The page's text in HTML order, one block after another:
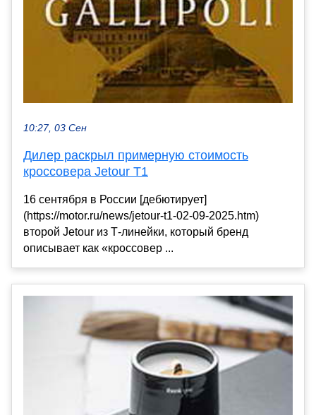
10:27, 03 Сен
Дилер раскрыл примерную стоимость
кроссовера Jetour T1
16 сентября в России [дебютирует]
(https://motor.ru/news/jetour-t1-02-09-2025.htm)
второй Jetour из Т-линейки, который бренд
описывает как «кроссовер ...